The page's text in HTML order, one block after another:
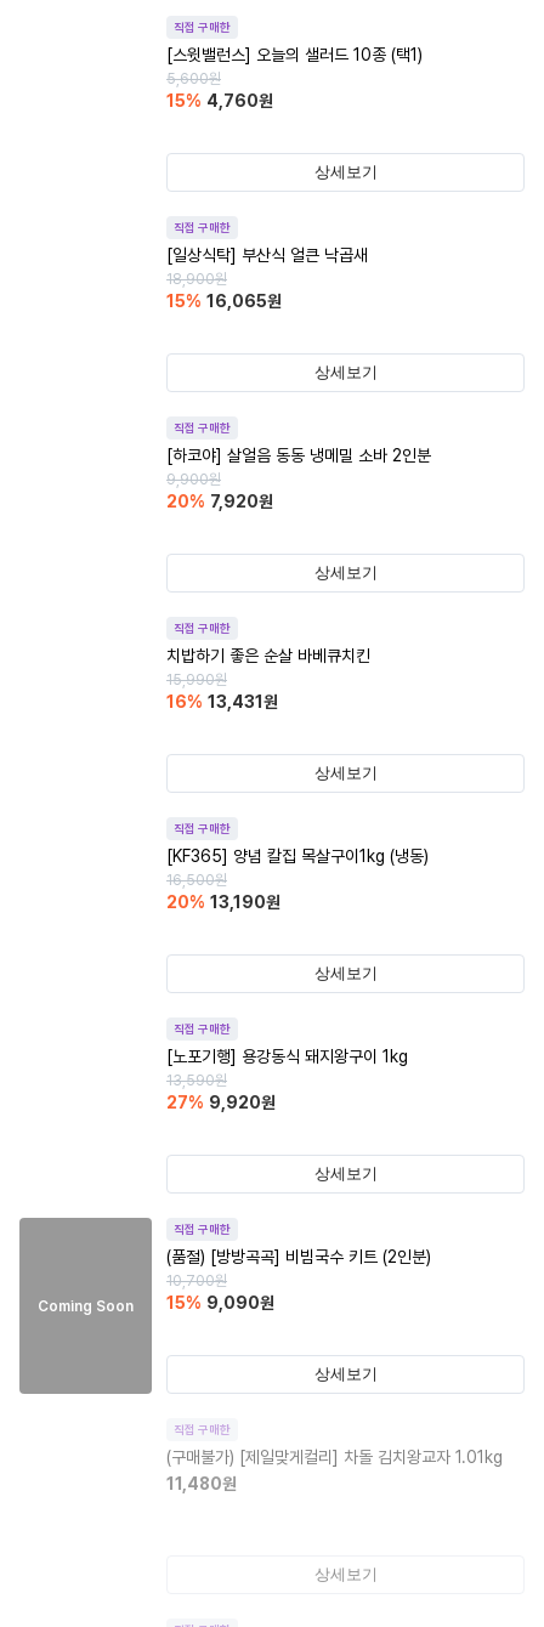
직접 구매한
[스윗밸런스] 오늘의 샐러드 10종 (택1)
5,600원
15% 4,760원
상세보기
직접 구매한
[일상식탁] 부산식 얼큰 낙곱새
18,900원
15% 16,065원
상세보기
직접 구매한
[하코야] 살얼음 동동 냉메밀 소바 2인분
9,900원
20% 7,920원
상세보기
직접 구매한
치밥하기 좋은 순살 바베큐치킨
15,990원
16% 13,431 원
상세보기
직접 구매한
[KF365] 양념 칼집 목살구이1kg (냉동)
16,500원
20% 13,190원
상세보기
직접 구매한
[노포기행] 용강동식 돼지왕구이 1kg
13,590원
27% 9,920원
상세보기
Coming Soon
직접 구매한
(품절) [방방곡곡] 비빔국수 키트 (2인분)
10,700원
15% 9,090원
상세보기
직접 구매한
(구매불가) [제일맞게컬리] 차돌 김치왕교자 1.01kg
11,480원
상세보기